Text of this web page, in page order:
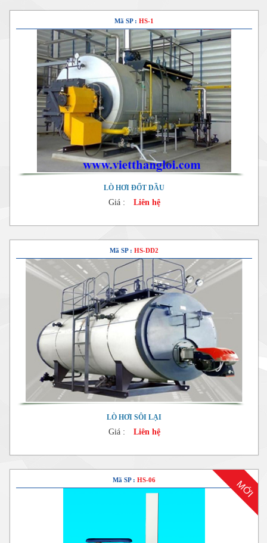
Mã SP : HS-1
LÒ HƠI ĐỐT DẦU
Giá : Liên hệ
Mã SP : HS-DD2
LÒ HƠI SÔI LẠI
Giá : Liên hệ
Mã SP : HS-06 MỚI